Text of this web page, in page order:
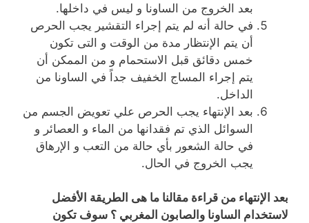
بعد الخروج من الساونا و ليس في داخلها.
في حالة أنه لم يتم إجراء التقشير يجب الحرص
أن يتم الإنتظار مدة من الوقت و التى تكون
خمس دقائق قبل الاستحمام و من الممكن أن
يتم إجراء المساج الخفيف جداً في الساونا من
الداخل.
بعد الإنتهاء يجب الحرص علي تعويض الجسم من
السوائل الذي تم فقدانها من الماء و العصائر و
في حالة الشعور بأي حالة من التعب و الإرهاق
يجب الخروج في الحال.
بعد الإنتهاء من قراءة مقالنا ما هى الطريقة الأفضل
لاستخدام الساونا والصابون المغربي ؟ سوف تكون